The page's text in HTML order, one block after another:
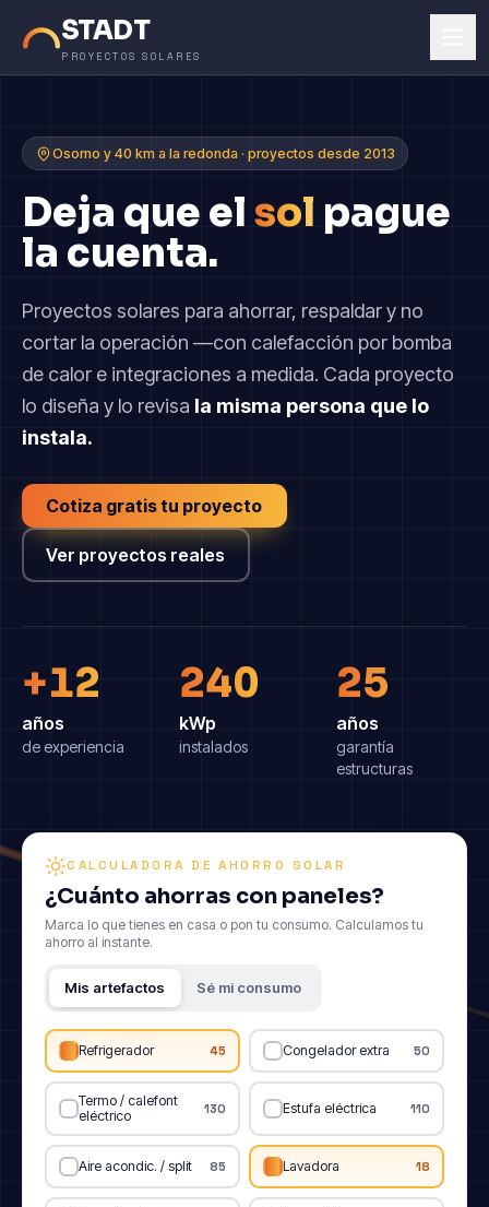
STADT
PROYECTOS SOLARES
Osorno y 40 km a la redonda · proyectos desde 2013
Deja que el sol pague
la cuenta.
Proyectos solares para ahorrar, respaldar y no
cortar la operación —con calefacción por bomba
de calor e integraciones a medida. Cada proyecto
lo diseña y lo revisa la misma persona que lo
instala.
Cotiza gratis tu proyecto
Ver proyectos reales
+12
años
de experiencia
240
kWp
instalados
25
años
garantía
estructuras
CALCULADORA DE AHORRO SOLAR
¿Cuánto ahorras con paneles?
Marca lo que tienes en casa o pon tu consumo. Calculamos tu
ahorro al instante.
Mis artefactos Sé mi consumo
Refrigerador 45 Congelador extra 50
Termo / calefont
eléctrico
130 Estufa eléctrica 110
Aire acondic. / split 85 Lavadora 18